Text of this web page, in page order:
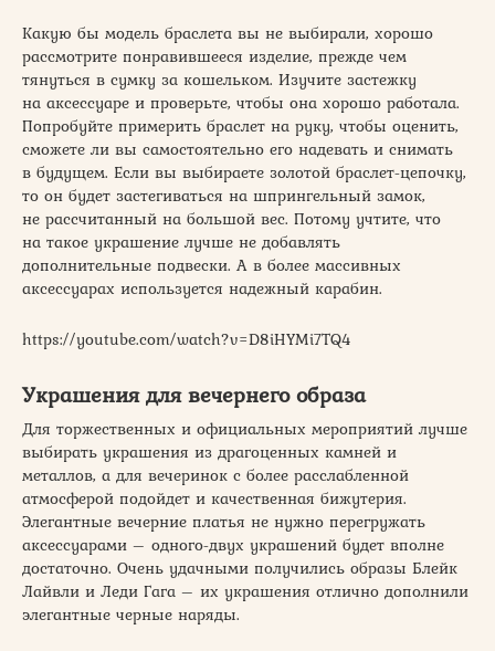
Какую бы модель браслета вы не выбирали, хорошо
рассмотрите понравившееся изделие, прежде чем
тянуться в сумку за кошельком. Изучите застежку
на аксессуаре и проверьте, чтобы она хорошо работала.
Попробуйте примерить браслет на руку, чтобы оценить,
сможете ли вы самостоятельно его надевать и снимать
в будущем. Если вы выбираете золотой браслет-цепочку,
то он будет застегиваться на шпрингельный замок,
не рассчитанный на большой вес. Потому учтите, что
на такое украшение лучше не добавлять
дополнительные подвески. А в более массивных
аксессуарах используется надежный карабин.
https://youtube.com/watch?v=D8iHYMi7TQ4
Украшения для вечернего образа
Для торжественных и официальных мероприятий лучше
выбирать украшения из драгоценных камней и
металлов, а для вечеринок с более расслабленной
атмосферой подойдет и качественная бижутерия.
Элегантные вечерние платья не нужно перегружать
аксессуарами – одного-двух украшений будет вполне
достаточно. Очень удачными получились образы Блейк
Лайвли и Леди Гага – их украшения отлично дополнили
элегантные черные наряды.